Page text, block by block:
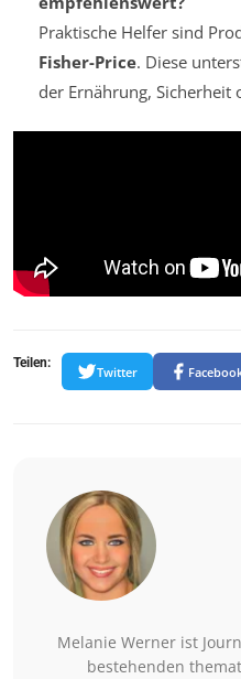
Praktische Helfer sind
Fisher-Price. Diese
der Ernährung, Sicherheit
Teilen:
Twitter
Melanie Werner ist
bestehenden